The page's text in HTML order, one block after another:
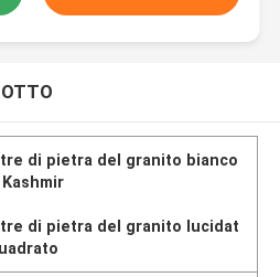
di pietra del granito bianco
di pietra del granito lucidat